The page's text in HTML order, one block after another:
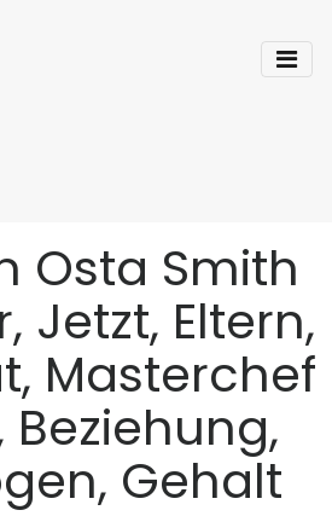
Osta Smith
Jetzt, Eltern,
Masterchef
Beziehung,
Gehalt